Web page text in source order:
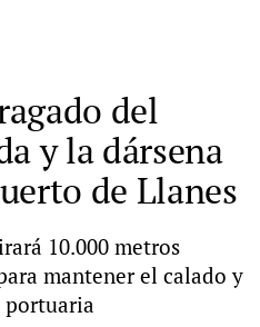
del
y la dársena
de Llanes
10.000 metros
mantener el calado y